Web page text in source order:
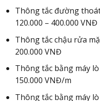
Thông tắc đường
120.000 – 400.000 VNĐ
Thông tắc chậu rửa
200.000 VNĐ
Thông tắc bằng máy
150.000 VNĐ/m
Thông tắc bằng máy